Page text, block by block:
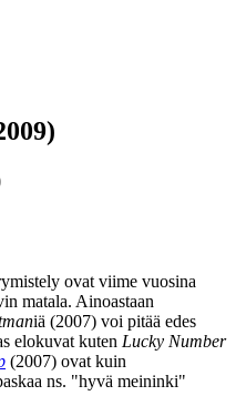
ovat viime vuosina
matala. Ainoastaan
iä (2007) voi pitää edes
elokuvat kuten Lucky Number
(2007) ovat kuin
ns. "hyvä meininki"